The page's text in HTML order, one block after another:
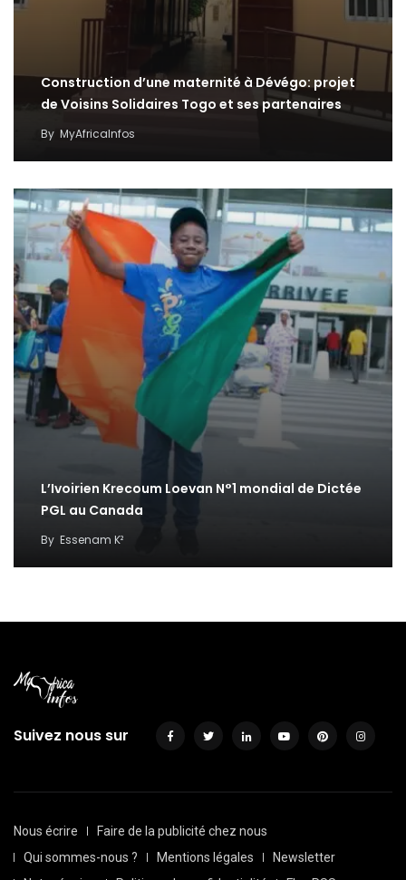
Construction d’une maternité à Dévégo: projet
de Voisins Solidaires Togo et ses partenaires
By MyAfricaInfos
L’Ivoirien Krecoum Loevan N°1 mondial de Dictée
PGL au Canada
By Essenam K²
Suivez nous sur
Nous écrire
Faire de la publicité chez nous
Qui sommes-nous ?
Mentions légales
Newsletter